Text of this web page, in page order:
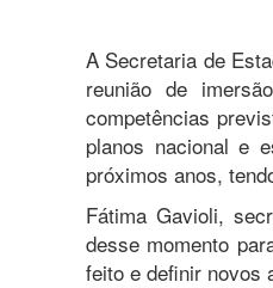
A Secretaria de
reunião de
competências
planos nacional e
próximos anos,
Fátima Gavioli,
desse momento
feito e definir novos